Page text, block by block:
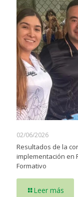
02/06/2026
Resultados de la
implementación en
Formativo
Leer más